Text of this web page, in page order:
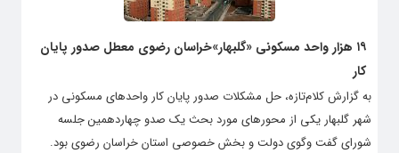
۱۹ هزار واحد مسکونی «گلبهار»خراسان رضوی معطل صدور پایان
کار
به گزارش کلام‌تازه، حل مشکلات صدور پایان کار واحدهای مسکونی در
شهر گلبهار یکی از محورهای مورد بحث یک صدو چهاردهمین جلسه
شورای گفت وگوی دولت و بخش خصوصی استان خراسان رضوی بود.